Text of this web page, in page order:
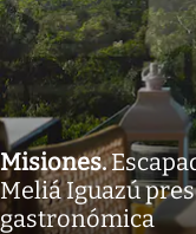
Misiones.
Meliá Iguazú
gastronómica